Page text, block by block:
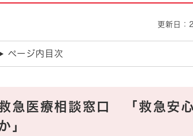
更新日
ページ内目次
急医療相談窓口 「救急安
」